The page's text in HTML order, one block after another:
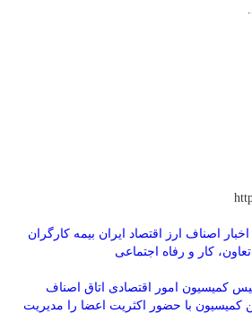
اخبار اصناف ارز اقتصاد ایران بیمه کارگران
کار و رفاه اجتماعی
کمیسیون امور اقتصادی اتاق اصناف
کمیسیون با حضور اکثریت اعضا را مدیریت